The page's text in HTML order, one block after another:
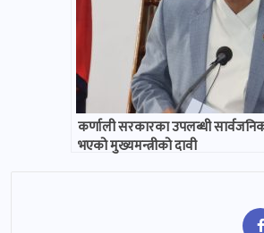
कर्णाली सरकारका उपलब्धी
भएको मुख्यमन्त्रीको दावी